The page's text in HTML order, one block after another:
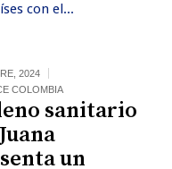
con el...
2024
COLOMBIA
sanitario
un